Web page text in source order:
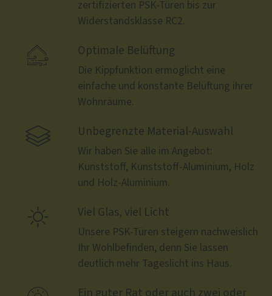
zertifizierten PSK-Türen bis zur
Widerstandsklasse RC2.
 Optimale Belüftung
Die Kippfunktion ermöglicht eine
einfache und konstante Belüftung ihrer
Wohnräume.
 Unbegrenzte Material-Auswahl
Wir haben Sie alle im Angebot:
Kunststoff, Kunststoff-Aluminium, Holz
und Holz-Aluminium.
 Viel Glas, viel Licht
Unsere PSK-Türen steigern nachweislich
Ihr Wohlbefinden, denn Sie lassen
deutlich mehr Tageslicht ins Haus.
Ein guter Rat oder auch zwei oder